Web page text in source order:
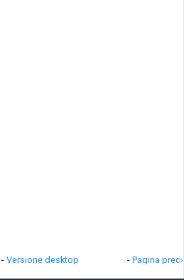
- Pagina prec›
- Versione desktop